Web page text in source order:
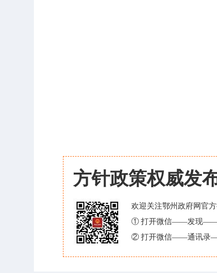
方针政策权威发
欢迎关注鄂州政府网官
① 打开微信——发现——
② 打开微信——通讯录